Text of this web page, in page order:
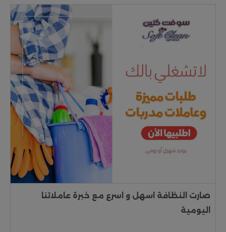
صارت النظافة اسهل و اسرع مع خبرة عاملاتنا
اليومية